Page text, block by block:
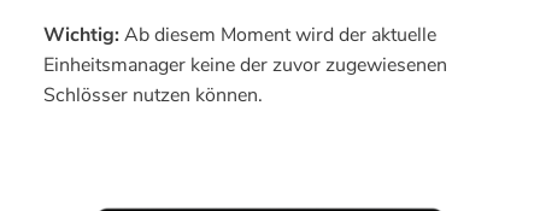
Wichtig: Ab diesem Moment wird der aktuelle
Einheitsmanager keine der zuvor zugewiesenen
Schlösser nutzen können.